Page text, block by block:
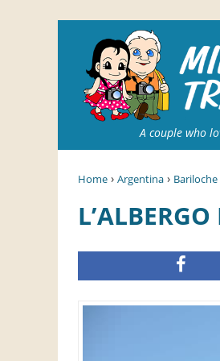
A couple who
Home › Argentina › Bariloche